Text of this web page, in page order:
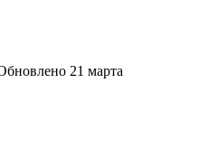
21 марта